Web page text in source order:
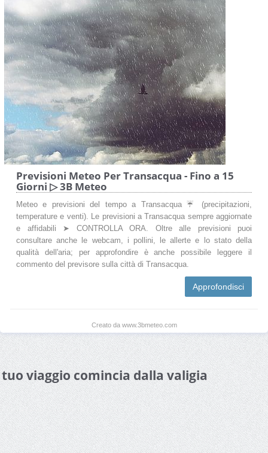
Previsioni Meteo Per Transacqua - Fino a 15
Giorni ▷ 3B Meteo
Meteo e previsioni del tempo a Transacqua ☔ (precipitazioni,
temperature e venti). Le previsioni a Transacqua sempre aggiornate
e affidabili ➤ CONTROLLA ORA. Oltre alle previsioni puoi
consultare anche le webcam, i pollini, le allerte e lo stato della
qualità dell'aria; per approfondire è anche possibile leggere il
commento del previsore sulla città di Transacqua.
Approfondisci
Creato da www.3bmeteo.com
viaggio comincia dalla valigia